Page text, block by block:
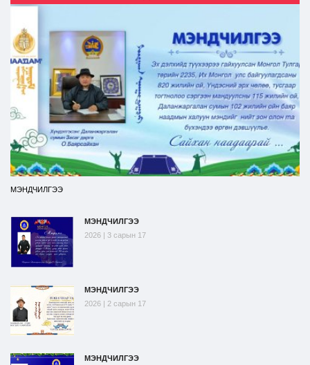
МЭНДЧИЛГЭЭ
МЭНДЧИЛГЭЭ
2026 | 3 сарын 17
МЭНДЧИЛГЭЭ
2026 | 2 сарын 17
МЭНДЧИЛГЭЭ